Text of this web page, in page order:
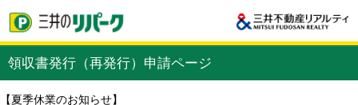
領収書発行（再発行）申請ページ
【夏季休業のお知らせ】